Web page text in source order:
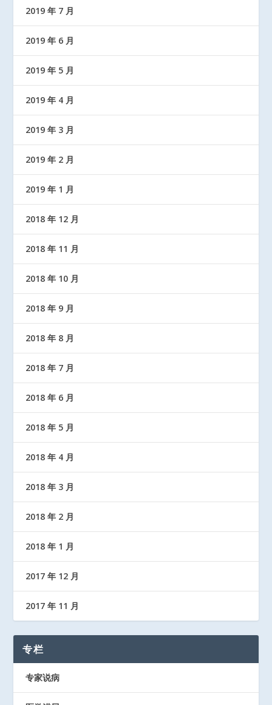
2019 年 7 月
2019 年 6 月
2019 年 5 月
2019 年 4 月
2019 年 3 月
2019 年 2 月
2019 年 1 月
2018 年 12 月
2018 年 11 月
2018 年 10 月
2018 年 9 月
2018 年 8 月
2018 年 7 月
2018 年 6 月
2018 年 5 月
2018 年 4 月
2018 年 3 月
2018 年 2 月
2018 年 1 月
2017 年 12 月
2017 年 11 月
专栏
专家说病